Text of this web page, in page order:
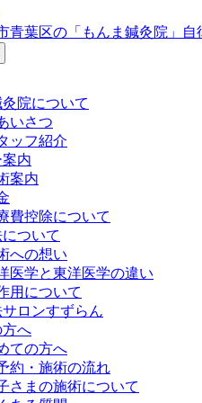
灸院について
いさつ
ッフ紹介
案内
案内
費控除について
ついて
への想い
医学と東洋医学の違い
用について
ロンすずらん
へ
ての方へ
約・施術の流れ
さまの施術について